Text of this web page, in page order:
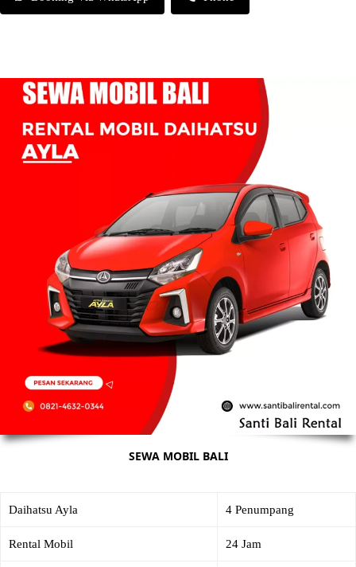
SEWA MOBIL BALI
Daihatsu Ayla 4 Penumpang
Rental Mobil 24 Jam